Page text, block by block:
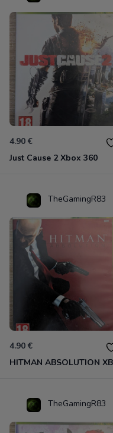
4.90 €
Just Cause 2 Xbox 360
TheGamingR83
4.90 €
TheGamingR83